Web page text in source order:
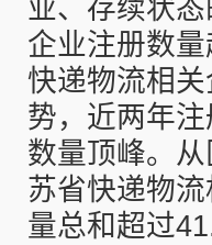
业、存续状
企业注册数
快递物流相
势，近两年
数量顶峰。
苏省快递物
量总和超过